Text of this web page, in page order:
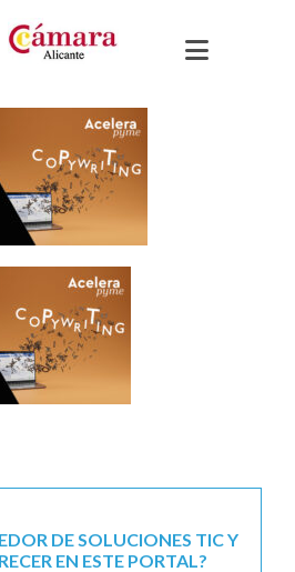
DE SOLUCIONES TIC Y
EN ESTE PORTAL?